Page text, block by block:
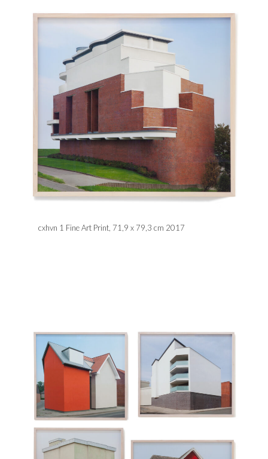
cxhvn 1 Fine Art Print, 71,9 x 79,3 cm 2017